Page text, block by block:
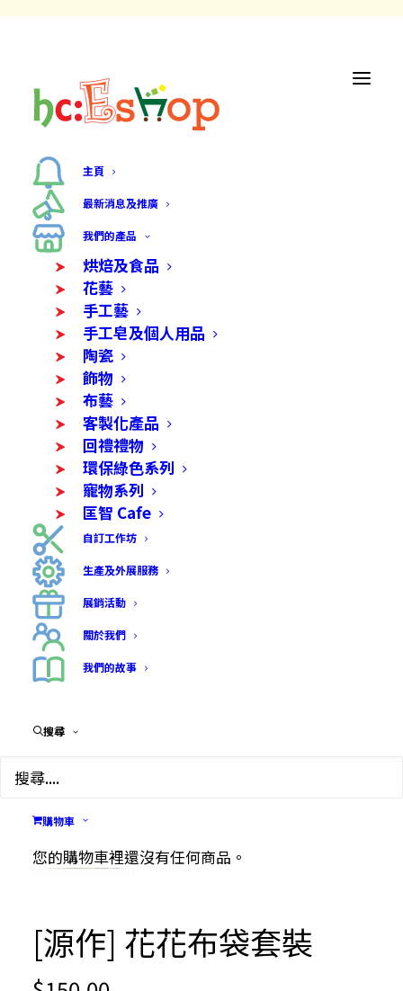
主頁
最新消息及推廣
我們的產品
烘焙及食品
花藝
手工藝
手工皂及個人用品
陶瓷
飾物
布藝
客製化產品
回禮禮物
環保綠色系列
寵物系列
匡智 Cafe
自訂工作坊
生產及外展服務
展銷活動
關於我們
我們的故事
搜尋
購物車
您的購物車裡還沒有任何商品。
[源作] 花花布袋套裝